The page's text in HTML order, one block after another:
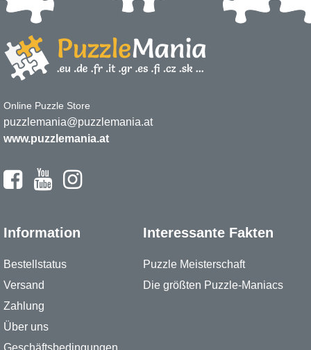
Online Puzzle Store
puzzlemania@puzzlemania.at
www.puzzlemania.at
Information
Bestellstatus
Versand
Zahlung
Über uns
Geschäftsbedingungen
Interessante Fakten
Puzzle Meisterschaft
Die größten Puzzle-Maniacs